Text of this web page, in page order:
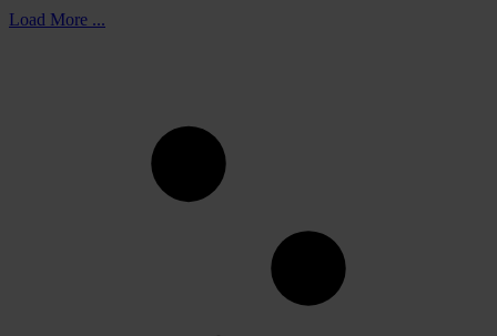
Load More ...